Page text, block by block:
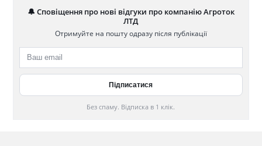
🔔 Сповіщення про нові відгуки про компанію Агроток
ЛТД
Отримуйте на пошту одразу після публікації
Без спаму. Відписка в 1 клік.